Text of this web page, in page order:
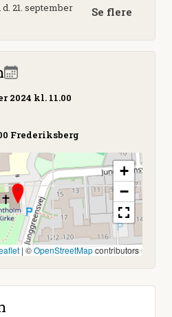
21. september
Se flere
2024 kl. 11.00
Frederiksberg
+
−
| ©OpenStreetMapcontributors